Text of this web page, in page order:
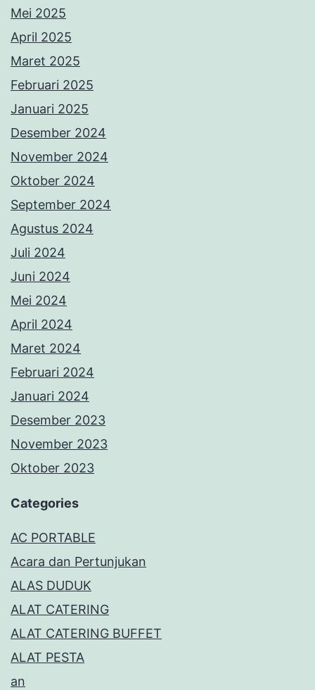
Mei 2025
April 2025
Maret 2025
Februari 2025
Januari 2025
Desember 2024
November 2024
Oktober 2024
September 2024
Agustus 2024
Juli 2024
Juni 2024
Mei 2024
April 2024
Maret 2024
Februari 2024
Januari 2024
Desember 2023
November 2023
Oktober 2023
Categories
AC PORTABLE
Acara dan Pertunjukan
ALAS DUDUK
ALAT CATERING
ALAT CATERING BUFFET
ALAT PESTA
an